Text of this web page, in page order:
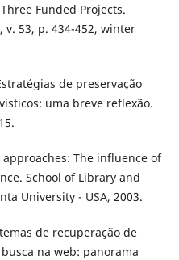
Funded Projects.
v. 53, p. 434-452, winter
de preservação
uma breve reflexão.
The influence of
School of Library and
University - USA, 2003.
de recuperação de
na web: panorama